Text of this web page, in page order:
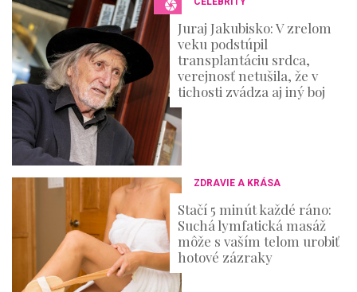
d
s
Juraj Jakubisko: V zrelom
veku podstúpil
transplantáciu srdca,
verejnosť netušila, že v
tichosti zvádza aj iný boj
ZDRAVIE A KRÁSA
Stačí 5 minút každé ráno:
Suchá lymfatická masáž
môže s vaším telom urobiť
hotové zázraky